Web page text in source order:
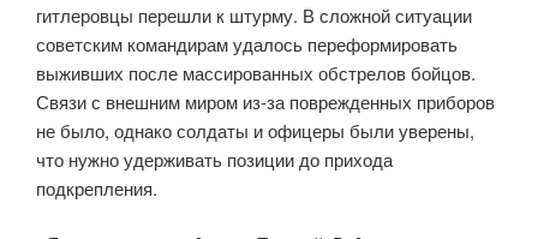
гитлеровцы перешли к штурму. В сложной ситуации
советским командирам удалось переформировать
выживших после массированных обстрелов бойцов.
Связи с внешним миром из-за поврежденных приборов
не было, однако солдаты и офицеры были уверены,
что нужно удерживать позиции до прихода
подкрепления.